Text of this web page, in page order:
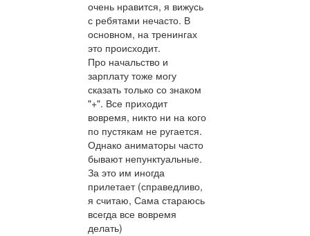
очень нравится, я вижусь
с ребятами нечасто. В
основном, на тренингах
это происходит.
Про начальство и
зарплату тоже могу
сказать только со знаком
"+". Все приходит
вовремя, никто ни на кого
по пустякам не ругается.
Однако аниматоры часто
бывают непунктуальные.
За это им иногда
прилетает (справедливо,
я считаю, Сама стараюсь
всегда все вовремя
делать)